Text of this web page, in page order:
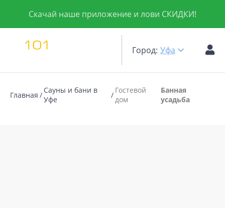
Скачай наше приложение и лови СКИДКИ!
Город: Уфа
Главная
Сауны и бани в
Уфе
Гостевой
дом
Банная
усадьба